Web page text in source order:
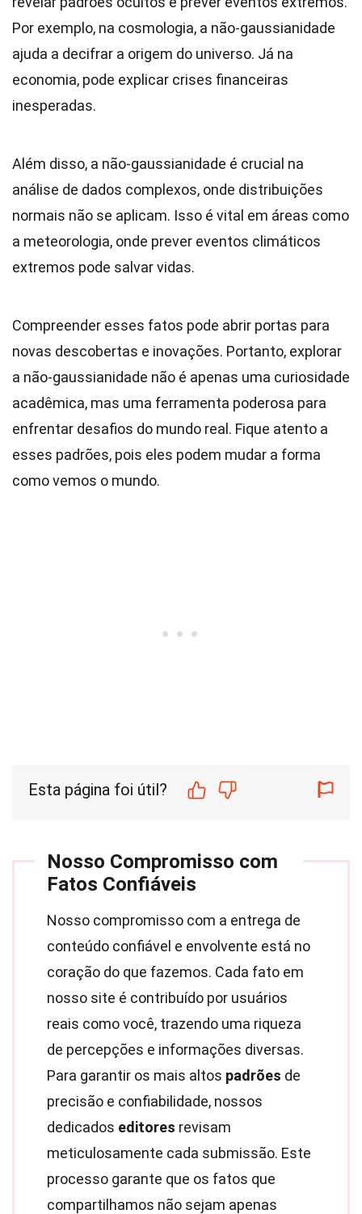
Por exemplo, na cosmologia, a não-gaussianidade
ajuda a decifrar a origem do universo. Já na
economia, pode explicar crises financeiras
inesperadas.
Além disso, a não-gaussianidade é crucial na
análise de dados complexos, onde distribuições
normais não se aplicam. Isso é vital em áreas como
a meteorologia, onde prever eventos climáticos
extremos pode salvar vidas.
Compreender esses fatos pode abrir portas para
novas descobertas e inovações. Portanto, explorar
a não-gaussianidade não é apenas uma curiosidade
acadêmica, mas uma ferramenta poderosa para
enfrentar desafios do mundo real. Fique atento a
esses padrões, pois eles podem mudar a forma
como vemos o mundo.
Esta página foi útil?
Nosso Compromisso com
Fatos Confiáveis
Nosso compromisso com a entrega de
conteúdo confiável e envolvente está no
coração do que fazemos. Cada fato em
nosso site é contribuído por usuários
reais como você, trazendo uma riqueza
de percepções e informações diversas.
Para garantir os mais altos padrões de
precisão e confiabilidade, nossos
dedicados editores revisam
meticulosamente cada submissão. Este
processo garante que os fatos que
compartilhamos não sejam apenas